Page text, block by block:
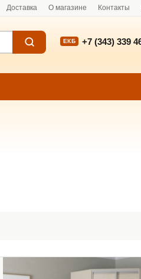
Доставка О магазине Контакты
ЕКБ +7 (343) 339